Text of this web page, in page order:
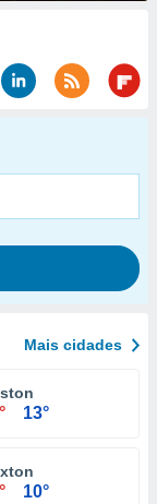
Mais cidades
13°
10°